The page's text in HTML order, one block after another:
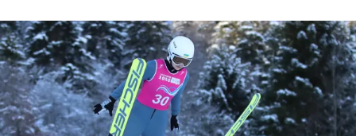
КІБЕРСПОРТ
ЧС-2026
ФУТЗАЛ